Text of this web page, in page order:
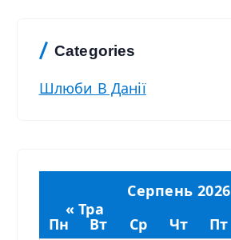
Categories
Шлюби В Данії
Серпень 2026
Пн
Вт Ср Чт Пт
« Тра